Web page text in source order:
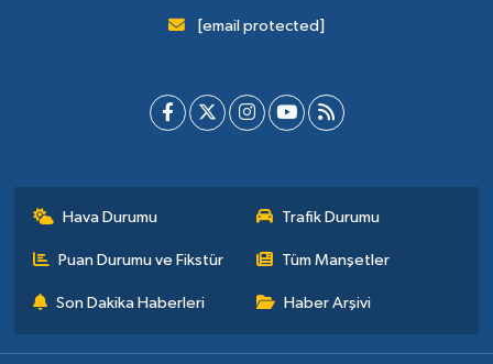
[email protected]
Hava Durumu Trafik Durumu
Puan Durumu ve Fikstür Tüm Manşetler
Son Dakika Haberleri Haber Arşivi